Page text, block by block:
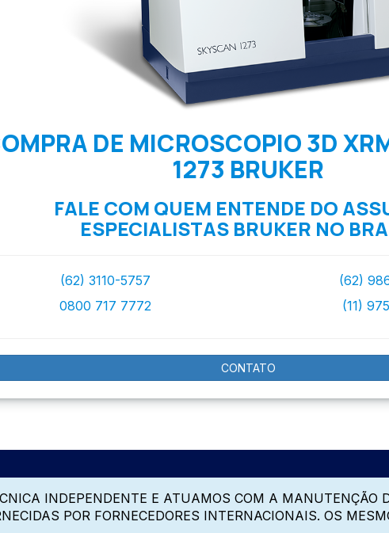
DE MICROSCOPIO 3D
1273 BRUKER
FALE COM QUEM ENTENDE DO
ESPECIALISTAS BRUKER NO
(62) 3110-5757
0800 717 7772
(62)
(11)
CONTATO
INDEPENDENTE E ATUAMOS COM A MANUTENÇÃO
POR FORNECEDORES INTERNACIONAIS. OS